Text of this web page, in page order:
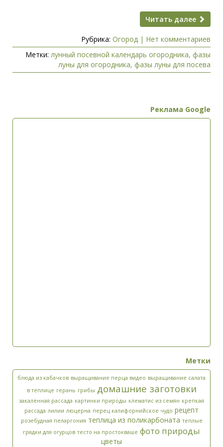
Читать далее
Рубрика: Огород | Нет комментариев
Метки: лунный посевной календарь огородника, фазы
луны для огородника, фазы луны для посева
Реклама Google
Метки
блюда из кабачков выращивание перца видео выращивание салата
в теплице герань грибы домашние заготовки
закалённая рассада картинки природы клематис из семян крепкая
рассада лилии люцерна перец калифорнийское чудо рецепт
розебудная пеларгония теплица из поликарбоната теплые
грядки для огурцов тесто на простокваше фото природы
цветы